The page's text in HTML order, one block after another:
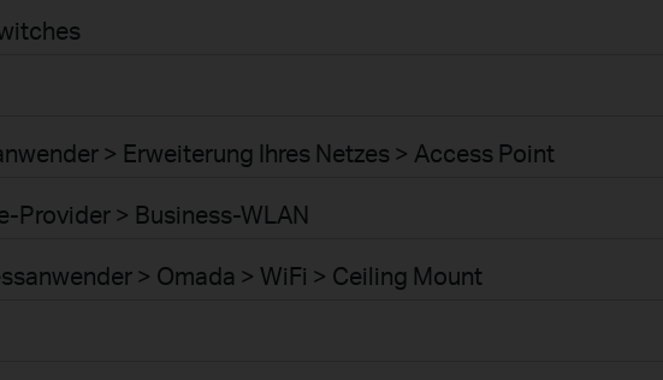
> Erweiterung Ihres Netzes > Access Point
Provider > Business-WLAN
> Omada > WiFi > Ceiling Mount